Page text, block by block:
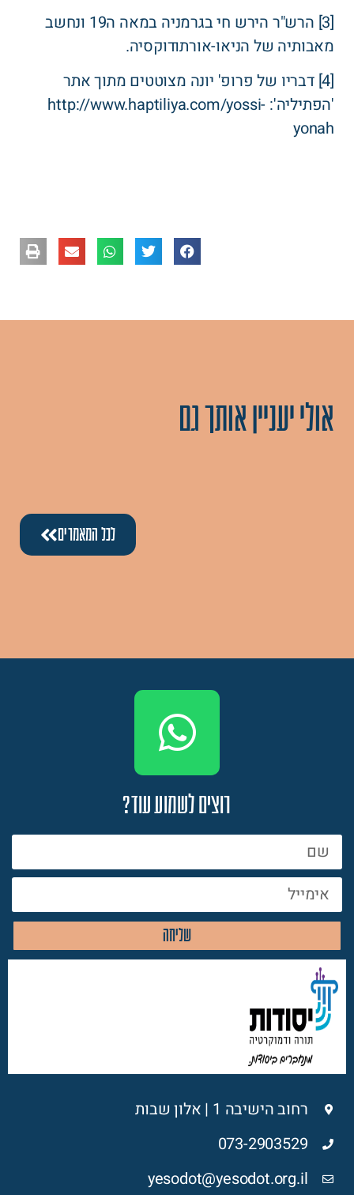
[3] הרש"ר הירש חי בגרמניה במאה ה19 ונחשב
מאבותיה של הניאו-אורתודוקסיה.
[4] דבריו של פרופ' יונה מצוטטים מתוך אתר
'הפתיליה': http://www.haptiliya.com/yossi-
yonah
אולי יעניין אותך גם
לכל המאמרים
רחוב הישיבה 1 | אלון שבות
073-2903529
yesodot@yesodot.org.il
רוצים לשמוע עוד?
שליחה